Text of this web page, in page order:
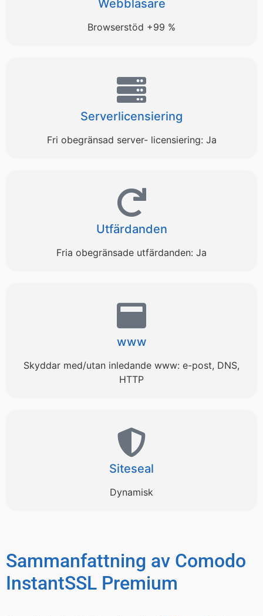
Webbläsare
Browserstöd +99 %
Serverlicensiering
Fri obegränsad server- licensiering: Ja
Utfärdanden
Fria obegränsade utfärdanden: Ja
www
Skyddar med/utan inledande www: e-post, DNS,
HTTP
Siteseal
Dynamisk
Sammanfattning av Comodo
InstantSSL Premium